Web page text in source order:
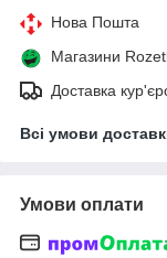
Нова Пошта
Магазини
Доставка
Всі умови
Умови оплати